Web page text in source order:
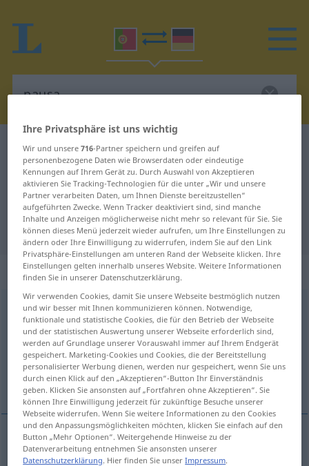
Portugiesisch-Deutsch Wörterbuch
Portugiesisch-Deutsch
Übersetzung für "pausa"
"pausa" Deutsch Übersetzung
„pausa“: feminino
pausa [ˈpauzɜ]f
Übersicht aller Übersetzungen
(Für mehr Details die Übersetzung anklicken/antippen)
Pause
Pausef pausa
Ihre Privatsphäre ist uns wichtig
Wir und unsere716-Partner speichern und greifen auf
personenbezogene Daten wie Browserdaten oder eindeutige
Kennungen auf Ihrem Gerät zu. Durch Auswahl von Akzeptieren
aktivieren Sie Tracking-Technologien für die unter „Wir und unsere
Partner verarbeiten Daten, um Ihnen Dienste bereitzustellen“
aufgeführten Zwecke. Wenn Tracker deaktiviert sind, sind manche
Inhalte und Anzeigen möglicherweise nicht mehr so relevant für Sie. Sie
können dieses Menü jederzeit wieder aufrufen, um Ihre Einstellungen zu
ändern oder Ihre Einwilligung zu widerrufen, indem Sie auf den Link
Privatsphäre-Einstellungen am unteren Rand der Webseite klicken. Ihre
Einstellungen gelten innerhalb unseres Website. Weitere Informationen
finden Sie in unserer Datenschutzerklärung.
Wir verwenden Cookies, damit Sie unsere Webseite bestmöglich nutzen
und wir besser mit Ihnen kommunizieren können. Notwendige,
funktionale und statistische Cookies, die für den Betrieb der Webseite
und der statistischen Auswertung unserer Webseite erforderlich sind,
werden auf Grundlage unserer Vorauswahl immer auf Ihrem Endgerät
gespeichert. Marketing-Cookies und Cookies, die der Bereitstellung
personalisierter Werbung dienen, werden nur gespeichert, wenn Sie uns
durch einen Klick auf den „Akzeptieren“-Button Ihr Einverständnis
geben. Klicken Sie ansonsten auf „Fortfahren ohne Akzeptieren“. Sie
können Ihre Einwilligung jederzeit für zukünftige Besuche unserer
Webseite widerrufen. Wenn Sie weitere Informationen zu den Cookies
und den Anpassungsmöglichkeiten möchten, klicken Sie einfach auf den
Button „Mehr Optionen“. Weitergehende Hinweise zu der
Datenverarbeitung entnehmen Sie ansonsten unserer
Datenschutzerklärung. Hier finden Sie unserImpressum.